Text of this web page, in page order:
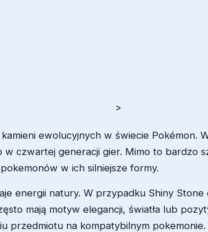
>
ewolucyjnych w świecie Pokémon.
czwartej generacji gier. Mimo to bardzo
w ich silniejsze formy.
energii natury. W przypadku Shiny Stone
mają motyw elegancji, światła lub
przedmiotu na kompatybilnym pokemonie.